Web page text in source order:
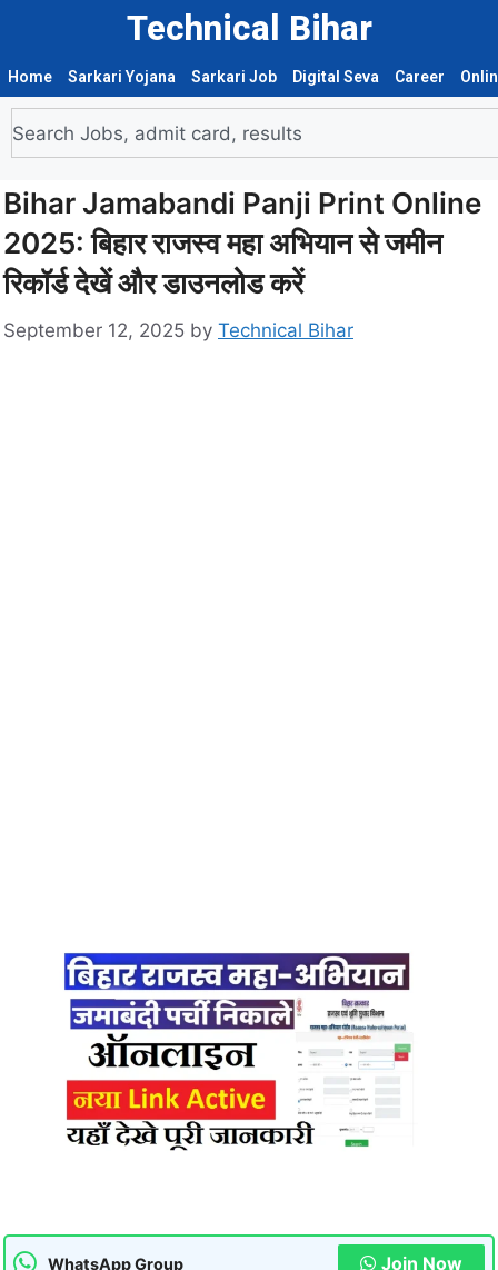
Technical Bihar
Home Sarkari Yojana Sarkari Job Digital Seva Career
Bihar Jamabandi Panji Print Online
2025: बिहार राजस्व महा अभियान से जमीन
रिकॉर्ड देखें और डाउनलोड करें
September 12, 2025 by Technical Bihar
WhatsApp Group Join Now